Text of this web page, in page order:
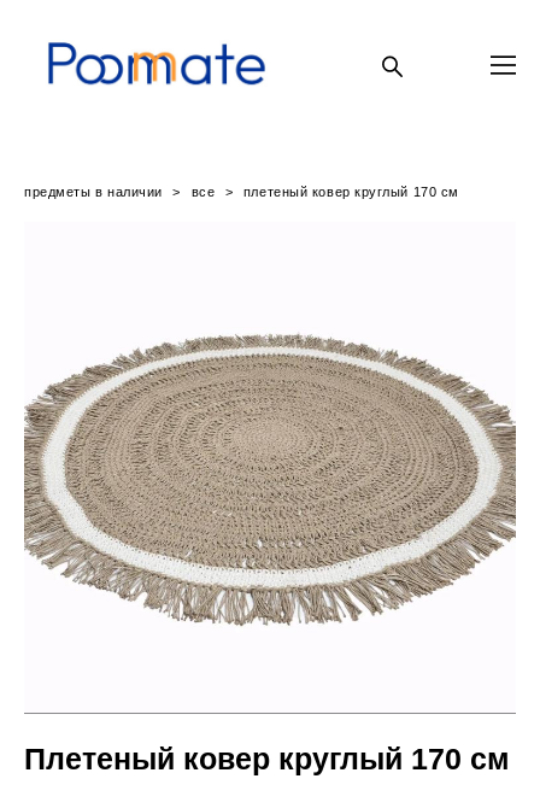
предметы в наличии > все > плетеный ковер круглый 170 см
Плетеный ковер круглый 170 см